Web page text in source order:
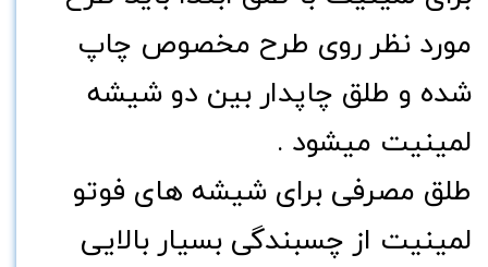
مورد نظر روی طرح مخصوص چاپ
شده و طلق چاپدار بین دو شیشه
لمینیت میشود .
طلق مصرفی برای شیشه های فوتو
لمینیت از چسبندگی بسیار بالایی